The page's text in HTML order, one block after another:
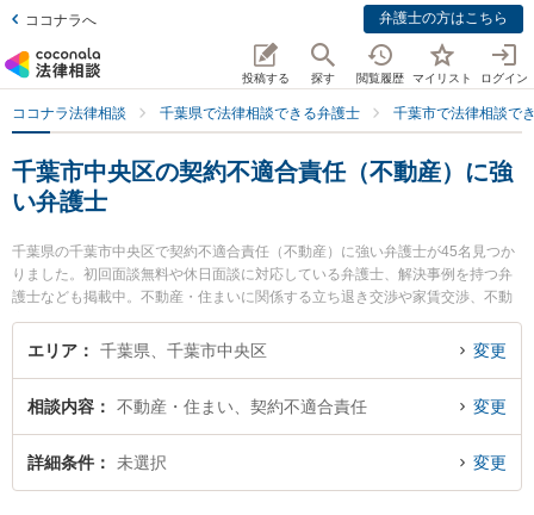
ココナラへ 弁護士の方はこちら
投稿する 探す 閲覧履歴 マイリスト ログイン
ココナラ法律相談 千葉県で法律相談できる弁護士 千葉市で法律相談で
千葉市中央区の契約不適合責任（不動産）に強
い弁護士
千葉県の千葉市中央区で契約不適合責任（不動産）に強い弁護士が45名見つか
りました。初回面談無料や休日面談に対応している弁護士、解決事例を持つ弁
護士なども掲載中。不動産・住まいに関係する立ち退き交渉や家賃交渉、不動
産契約解除等の細かな分野での絞り込み検索もでき便利です。特に佐野総合法
律事務所の町田 耀一弁護士や佐野総合法律事務所の山本 祐輝弁護士、ファミリ
任（不動産）のトラブルを今すぐに弁護士に相談したい』『契約不適合責任
（不動産）のトラブル解決の実績豊富な近くの弁護士を検索したい』『初回相
談無料で契約不適合責任（不動産）を法律相談できる千葉市中央区内の弁護士
エリア 千葉県、千葉市中央区 変更
相談内容 不動産・住まい、契約不適合責任 変更
詳細条件 未選択 変更